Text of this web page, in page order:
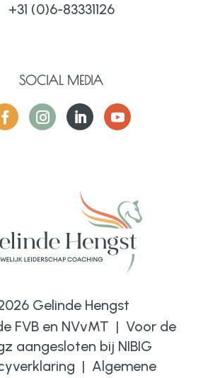
+31 (0)6-83331126
SOCIAL MEDIA
Gelinde Hengst
FVB en NVvMT | Voor de
aangesloten bij NIBIG
| Algemene